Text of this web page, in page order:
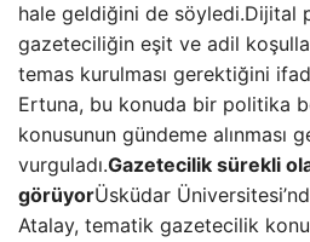
hale geldiğini de söyledi.Dijital
gazeteciliğin eşit ve adil
temas kurulması gerektiğini
Ertuna, bu konuda bir politika
konusunun gündeme alınması
vurguladı.Gazetecilik sürekli
görüyorÜsküdar
Atalay, tematik gazetecilik